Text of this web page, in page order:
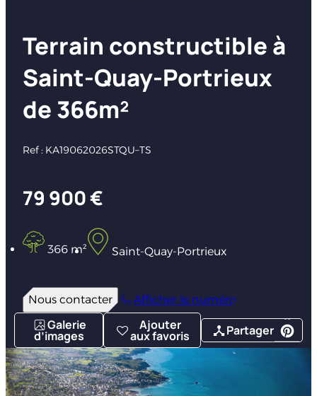
Terrain constructible à
Saint-Quay-Portrieux
de 366m²
Ref : KA19062026STQU–TS
79 900 €
366 m² Saint-Quay-Portrieux
Nous contacter Afficher le numéro
Galerie
d’images
Ajouter
aux favoris Partager